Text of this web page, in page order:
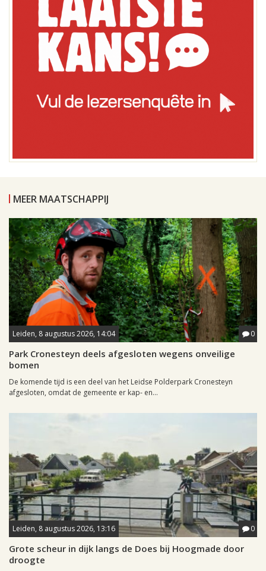
MEER MAATSCHAPPIJ
Leiden, 8 augustus 2026, 14:04 0
Park Cronesteyn deels afgesloten wegens onveilige
bomen
De komende tijd is een deel van het Leidse Polderpark Cronesteyn
afgesloten, omdat de gemeente er kap- en...
Leiden, 8 augustus 2026, 13:16 0
Grote scheur in dijk langs de Does bij Hoogmade door
droogte